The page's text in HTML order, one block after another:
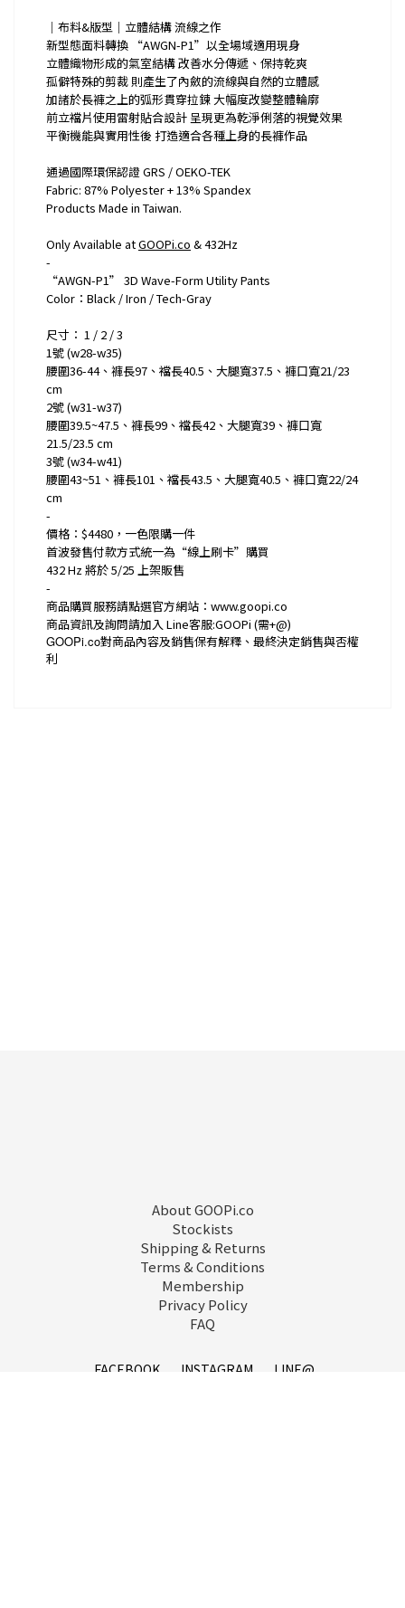
｜布料&版型｜立體結構 流線之作
新型態面料轉換 “AWGN-P1”以全場域適用現身
立體織物形成的氣室結構 改善水分傳遞、保持乾爽
孤僻特殊的剪裁 則產生了內斂的流線與自然的立體感
加諸於長褲之上的弧形貫穿拉鍊 大幅度改變整體輪廓
前立襠片使用雷射貼合設計 呈現更為乾淨俐落的視覺效果
平衡機能與實用性後 打造適合各種上身的長褲作品
通過國際環保認證 GRS / OEKO-TEK
Fabric: 87% Polyester + 13% Spandex
Products Made in Taiwan.
Only Available atGOOPi.co & 432Hz
-
“AWGN-P1” 3D Wave-Form Utility Pants
Color：Black / Iron / Tech-Gray
尺寸： 1 / 2 / 3
1號 (w28-w35)
腰圍36-44、褲長97、襠長40.5、大腿寬37.5、褲口寬21/23
cm
2號 (w31-w37)
腰圍39.5~47.5、褲長99、襠長42、大腿寬39、褲口寬
21.5/23.5 cm
3號 (w34-w41)
腰圍43~51、褲長101、襠長43.5、大腿寬40.5、褲口寬22/24
cm
-
價格：$4480，一色限購一件
首波發售付款方式統一為“線上刷卡”購買
432 Hz 將於 5/25 上架販售
-
商品購買服務請點選官方網站：www.goopi.co
商品資訊及詢問請加入 Line客服:GOOPi (需+@)
GOOPi.co對商品內容及銷售保有解釋、最終決定銷售與否權
利
About GOOPi.co
Stockists
Shipping & Returns
Terms & Conditions
Membership
Privacy Policy
FAQ
FACEBOOK INSTAGRAM
LINE@